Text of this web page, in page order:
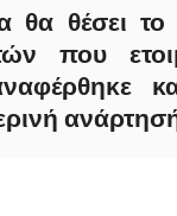
θα θέσει
που